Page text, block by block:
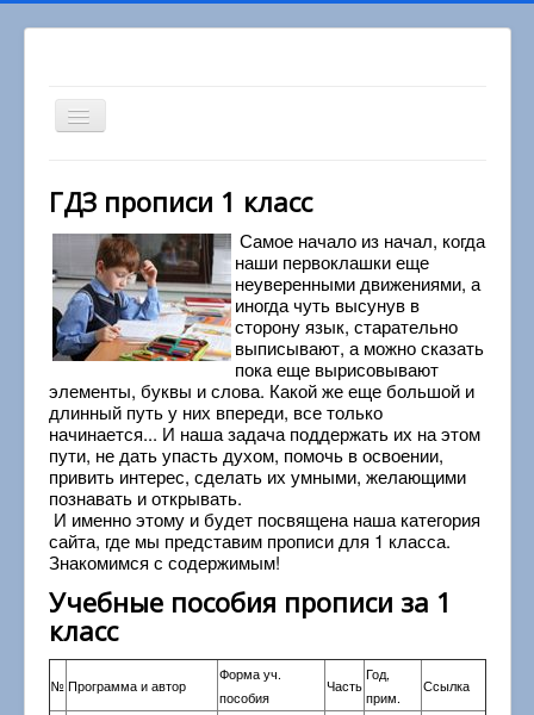
Включить/
выключить
Вы здесь:
Прописи 1 класс
ГДЗ прописи 1 класс
Самое начало из начал, когда
наши первоклашки еще
неуверенными движениями, а
иногда чуть высунув в
сторону язык, старательно
выписывают, а можно сказать
пока еще вырисовывают
элементы, буквы и слова. Какой же еще большой и
длинный путь у них впереди, все только
начинается... И наша задача поддержать их на этом
пути, не дать упасть духом, помочь в освоении,
привить интерес, сделать их умными, желающими
познавать и открывать.
И именно этому и будет посвящена наша категория
сайта, где мы представим прописи для 1 класса.
Знакомимся с содержимым!
Учебные пособия прописи за 1
класс
№ Программа и автор
Форма уч.
пособия
Часть
Год,
прим.
Ссылка